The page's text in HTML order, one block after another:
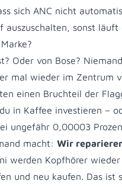
sich ANC nicht
auszuschalten, sonst
Oder von Bose?
mal wieder im Zentrum
einen Bruchteil der
in Kaffee investieren –
ungefähr 0,00003
macht: Wir
werden Kopfhörer
und neu kaufen. Das ist